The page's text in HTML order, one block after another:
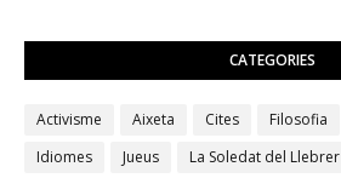
CATEGORIES
Activisme Aixeta Cites Filosofia
Idiomes
Jueus La Soledat del Llebrer